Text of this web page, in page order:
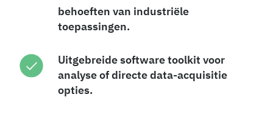
behoeften van industriële
toepassingen.
Uitgebreide software toolkit voor
analyse of directe data-acquisitie
opties.